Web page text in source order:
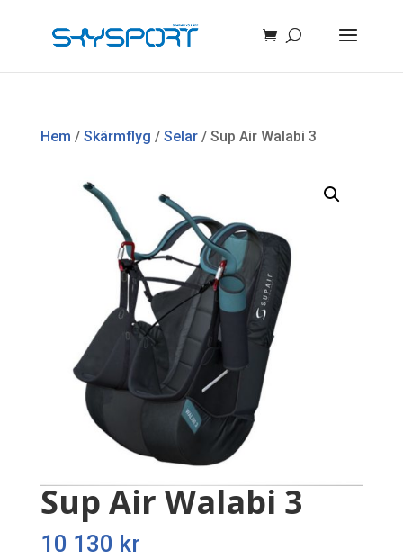
Hem / Skärmflyg / Selar/ Sup Air Walabi 3
Sup Air Walabi 3
10 130 kr